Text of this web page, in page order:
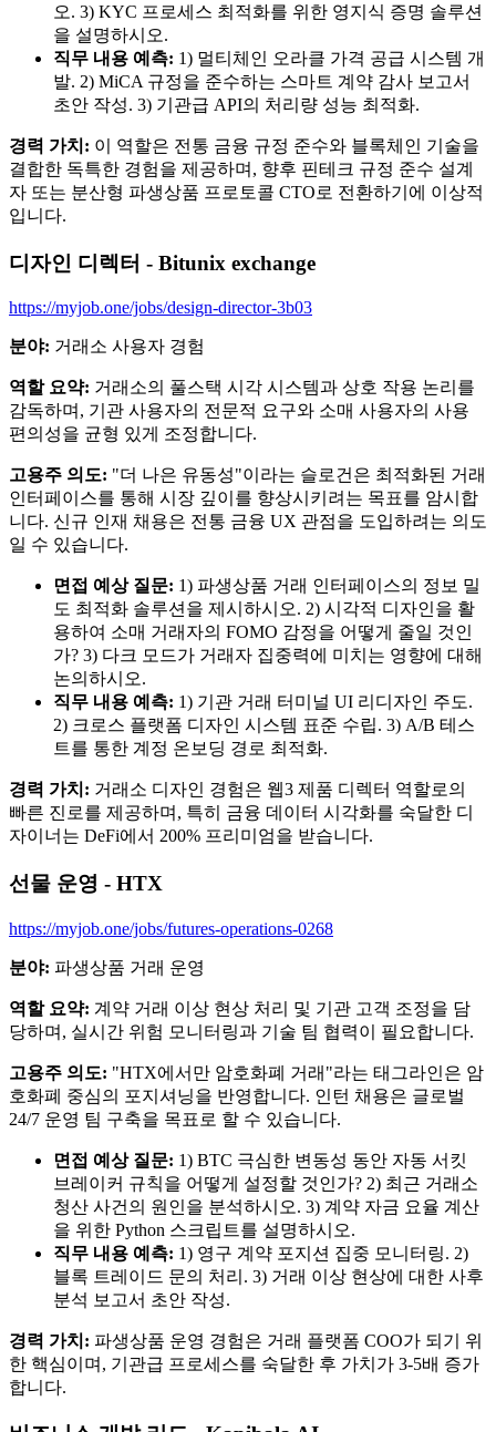
오. 3) KYC 프로세스 최적화를 위한 영지식 증명 솔루션
을 설명하시오.
직무 내용 예측: 1) 멀티체인 오라클 가격 공급 시스템 개
발. 2) MiCA 규정을 준수하는 스마트 계약 감사 보고서
초안 작성. 3) 기관급 API의 처리량 성능 최적화.
경력 가치: 이 역할은 전통 금융 규정 준수와 블록체인 기술을
결합한 독특한 경험을 제공하며, 향후 핀테크 규정 준수 설계
자 또는 분산형 파생상품 프로토콜 CTO로 전환하기에 이상적
입니다.
디자인 디렉터 - Bitunix exchange
https://myjob.one/jobs/design-director-3b03
분야: 거래소 사용자 경험
역할 요약: 거래소의 풀스택 시각 시스템과 상호 작용 논리를
감독하며, 기관 사용자의 전문적 요구와 소매 사용자의 사용
편의성을 균형 있게 조정합니다.
고용주 의도: "더 나은 유동성"이라는 슬로건은 최적화된 거래
인터페이스를 통해 시장 깊이를 향상시키려는 목표를 암시합
니다. 신규 인재 채용은 전통 금융 UX 관점을 도입하려는 의도
일 수 있습니다.
면접 예상 질문: 1) 파생상품 거래 인터페이스의 정보 밀
도 최적화 솔루션을 제시하시오. 2) 시각적 디자인을 활
용하여 소매 거래자의 FOMO 감정을 어떻게 줄일 것인
가? 3) 다크 모드가 거래자 집중력에 미치는 영향에 대해
논의하시오.
직무 내용 예측: 1) 기관 거래 터미널 UI 리디자인 주도.
2) 크로스 플랫폼 디자인 시스템 표준 수립. 3) A/B 테스
트를 통한 계정 온보딩 경로 최적화.
경력 가치: 거래소 디자인 경험은 웹3 제품 디렉터 역할로의
빠른 진로를 제공하며, 특히 금융 데이터 시각화를 숙달한 디
자이너는 DeFi에서 200% 프리미엄을 받습니다.
선물 운영 - HTX
https://myjob.one/jobs/futures-operations-0268
분야: 파생상품 거래 운영
역할 요약: 계약 거래 이상 현상 처리 및 기관 고객 조정을 담
당하며, 실시간 위험 모니터링과 기술 팀 협력이 필요합니다.
고용주 의도: "HTX에서만 암호화폐 거래"라는 태그라인은 암
호화폐 중심의 포지셔닝을 반영합니다. 인턴 채용은 글로벌
24/7 운영 팀 구축을 목표로 할 수 있습니다.
면접 예상 질문: 1) BTC 극심한 변동성 동안 자동 서킷
브레이커 규칙을 어떻게 설정할 것인가? 2) 최근 거래소
청산 사건의 원인을 분석하시오. 3) 계약 자금 요율 계산
을 위한 Python 스크립트를 설명하시오.
직무 내용 예측: 1) 영구 계약 포지션 집중 모니터링. 2)
블록 트레이드 문의 처리. 3) 거래 이상 현상에 대한 사후
분석 보고서 초안 작성.
경력 가치: 파생상품 운영 경험은 거래 플랫폼 COO가 되기 위
한 핵심이며, 기관급 프로세스를 숙달한 후 가치가 3-5배 증가
합니다.